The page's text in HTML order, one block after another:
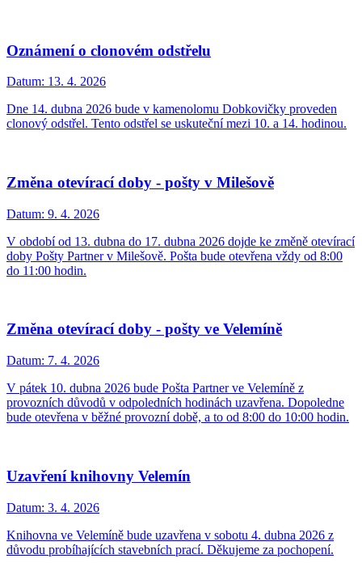
Oznámení o clonovém odstřelu
Datum: 13. 4. 2026
Dne 14. dubna 2026 bude v kamenolomu Dobkovičky proveden
clonový odstřel. Tento odstřel se uskuteční mezi 10. a 14. hodinou.
Změna otevírací doby - pošty v Milešově
Datum: 9. 4. 2026
V období od 13. dubna do 17. dubna 2026 dojde ke změně otevírací
doby Pošty Partner v Milešově. Pošta bude otevřena vždy od 8:00
do 11:00 hodin.
Změna otevírací doby - pošty ve Velemíně
Datum: 7. 4. 2026
V pátek 10. dubna 2026 bude Pošta Partner ve Velemíně z
provozních důvodů v odpoledních hodinách uzavřena. Dopoledne
bude otevřena v běžné provozní době, a to od 8:00 do 10:00 hodin.
Uzavření knihovny Velemín
Datum: 3. 4. 2026
Knihovna ve Velemíně bude uzavřena v sobotu 4. dubna 2026 z
důvodu probíhajících stavebních prací. Děkujeme za pochopení.